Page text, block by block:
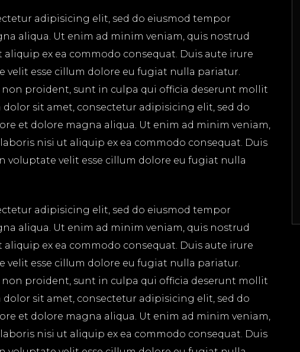
adipisicing elit, sed do eiusmod tempor
aliqua. Ut enim ad minim veniam, quis nostrud
ex ea commodo consequat. Duis aute irure
esse cillum dolore eu fugiat nulla pariatur.
proident, sunt in culpa qui officia deserunt mollit
sit amet, consectetur adipisicing elit, sed do
et dolore magna aliqua. Ut enim ad minim veniam,
nisi ut aliquip ex ea commodo consequat. Duis
voluptate velit esse cillum dolore eu fugiat nulla
adipisicing elit, sed do eiusmod tempor
aliqua. Ut enim ad minim veniam, quis nostrud
ex ea commodo consequat. Duis aute irure
esse cillum dolore eu fugiat nulla pariatur.
proident, sunt in culpa qui officia deserunt mollit
sit amet, consectetur adipisicing elit, sed do
et dolore magna aliqua. Ut enim ad minim veniam,
nisi ut aliquip ex ea commodo consequat. Duis